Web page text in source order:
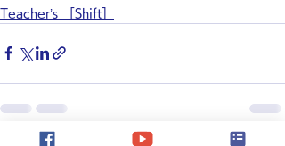
Teacher’s ［Shift］